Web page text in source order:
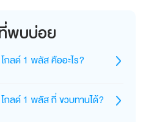
พบบ่อย
กลด์ 1 พลัส คืออะไร?
ม DHA, สฟิงโกไมอีลิน,
Bioactive และวิตามิน
กลด์ 1 พลัส กี่ ขวบทานได้?